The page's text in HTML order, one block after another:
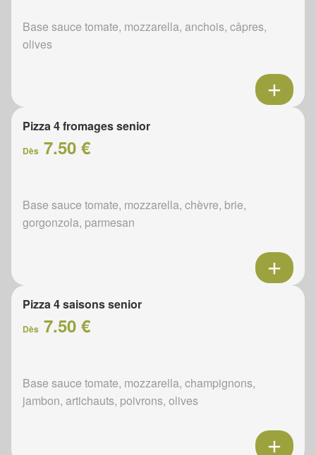
Base sauce tomate, mozzarella, anchois, câpres,
olives
Pizza 4 fromages senior
Dès 7.50 €
Base sauce tomate, mozzarella, chèvre, brie,
gorgonzola, parmesan
Pizza 4 saisons senior
Dès 7.50 €
Base sauce tomate, mozzarella, champignons,
jambon, artichauts, poivrons, olives